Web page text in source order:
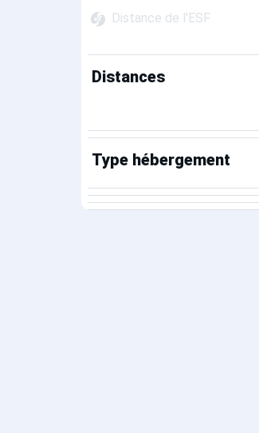
Distance de l'ESF
Distances
Type hébergement